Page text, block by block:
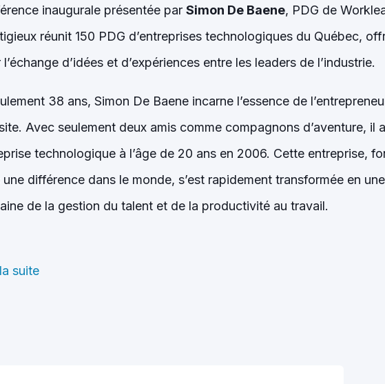
inaugurale présentée par Simon De Baene, PDG de
réunit 150 PDG d’entreprises technologiques du Québec,
l’échange d’idées et d’expériences entre les leaders de l’industrie.
38 ans, Simon De Baene incarne l’essence de
Avec seulement deux amis comme compagnons d’aventure, il
technologique à l’âge de 20 ans en 2006. Cette entreprise,
différence dans le monde, s’est rapidement transformée en
de la gestion du talent et de la productivité au travail.
suite